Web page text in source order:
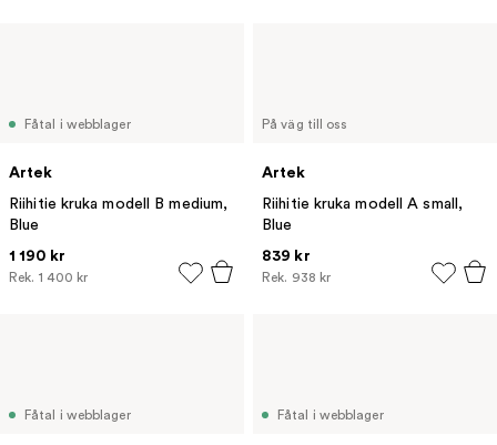
Fåtal i webblager
Artek
Riihitie kruka modell B medium,
Blue
1 190 kr
Rek. 1 400 kr
På väg till oss
Artek
Riihitie kruka modell A small,
Blue
839 kr
Rek. 938 kr
Fåtal i webblager Fåtal i webblager